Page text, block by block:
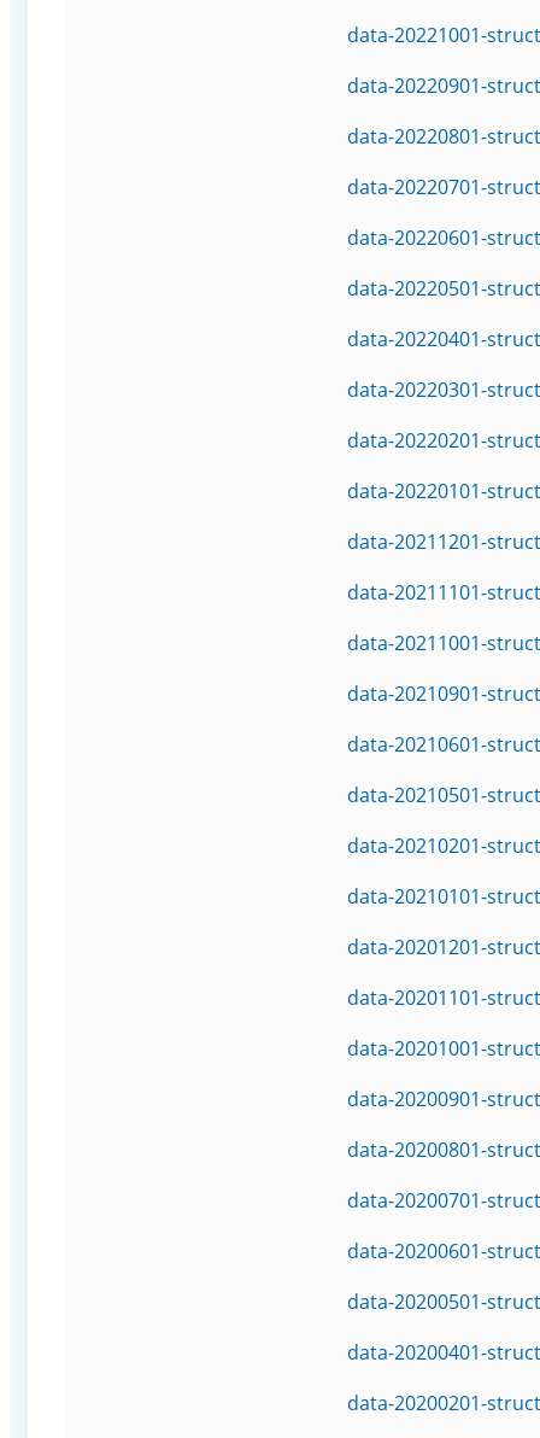
data-20221001-
data-20220901-
data-20220801-
data-20220701-
data-20220601-
data-20220501-
data-20220401-
data-20220301-
data-20220201-
data-20220101-
data-20211201-
data-20211101-
data-20211001-
data-20210901-
data-20210601-
data-20210501-
data-20210201-
data-20210101-
data-20201201-
data-20201101-
data-20201001-
data-20200901-
data-20200801-
data-20200701-
data-20200601-
data-20200501-
data-20200401-
data-20200201-